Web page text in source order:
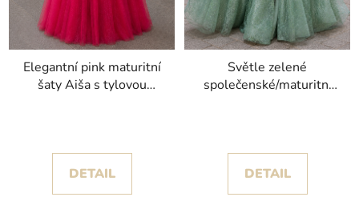
Elegantní pink maturitní
šaty Aiša s tylovou
DETAIL
Světle zelené
společenské/maturitní
DETAIL